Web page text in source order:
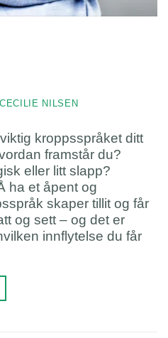
CECILIE NILSEN
kroppsspråket ditt
framstår du?
eller litt slapp?
ha et åpent og
skaper tillit og får
og sett – og det er
innflytelse du får